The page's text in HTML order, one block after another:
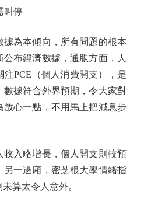
叫停
為本傾向，所有問題的根本
布經濟數據，通脹方面，人
注PCE（個人消費開支），是
據符合外界預期，令大家對
心一點，不用馬上把減息步
入略增長，個人開支則較預
一邊廂，密芝根大學情緒指
算太令人意外。